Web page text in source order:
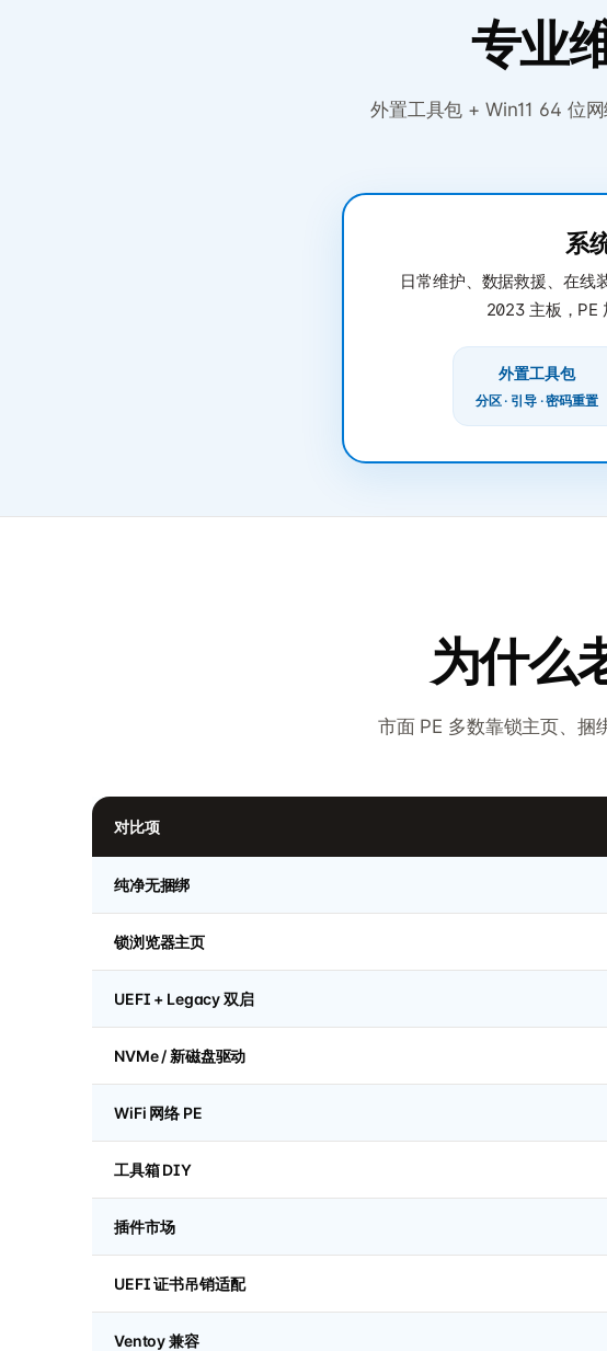
专业
外置工具包 + Win11 64 位
系
日常维护、数据救援、在
2023 主板，PE
外置工具包
分区 · 引导 · 密码重置
为什么
市面 PE 多数靠锁主页、
对比项
纯净无捆绑
锁浏览器主页
UEFI + Legacy 双启
NVMe / 新磁盘驱动
WiFi 网络 PE
工具箱 DIY
插件市场
UEFI 证书吊销适配
Ventoy 兼容